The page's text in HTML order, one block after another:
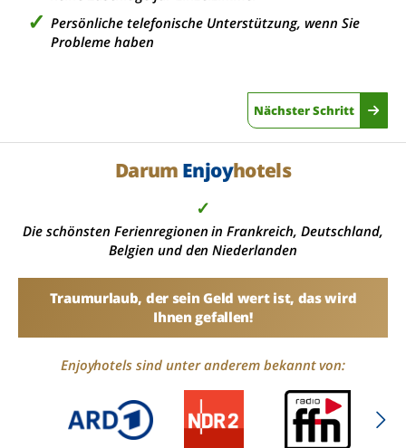
Persönliche telefonische Unterstützung, wenn Sie
Probleme haben
Nächster Schritt
Darum Enjoyhotels
✓
Die schönsten Ferienregionen in Frankreich, Deutschland,
Belgien und den Niederlanden
Traumurlaub, der sein Geld wert ist, das wird
Ihnen gefallen!
Enjoyhotels sind unter anderem bekannt von: